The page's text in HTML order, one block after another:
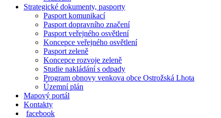
Strategické dokumenty, pasporty
Pasport komunikací
Pasport dopravního značení
Pasport veřejného osvětlení
Koncepce veřejného osvětlení
Pasport zeleně
Koncepce rozvoje zeleně
Studie nakládání s odpady
Program obnovy venkova obce Ostrožská Lhota
Územní plán
Mapový portál
Kontakty
facebook